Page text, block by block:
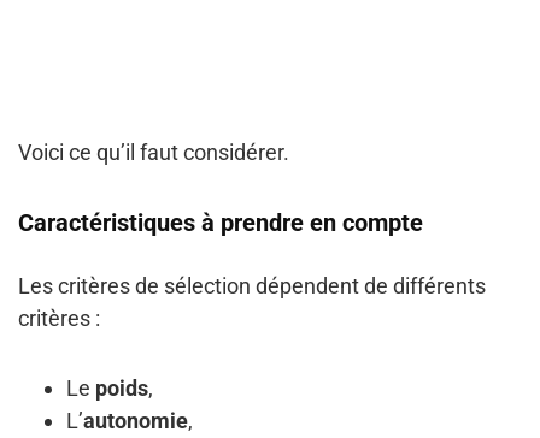
Voici ce qu’il faut considérer.
Caractéristiques à prendre en compte
Les critères de sélection dépendent de différents
critères :
Le poids,
L’autonomie,